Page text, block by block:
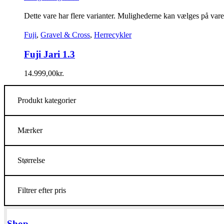
Dette vare har flere varianter. Mulighederne kan vælges på
Fuji, Gravel & Cross, Herrecykler
Fuji Jari 1.3
14.999,00kr.
Produkt kategorier
Mærker
Størrelse
Filtrer efter pris